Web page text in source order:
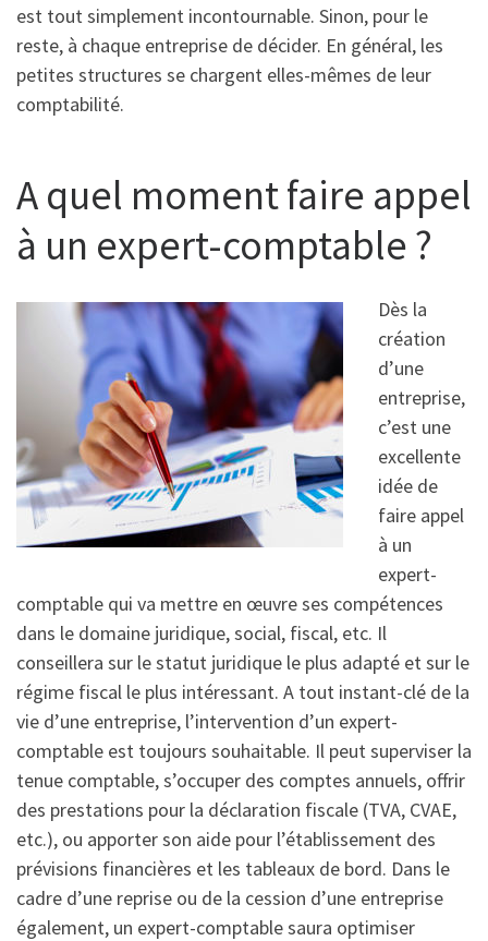
est tout simplement incontournable. Sinon, pour le
reste, à chaque entreprise de décider. En général, les
petites structures se chargent elles-mêmes de leur
comptabilité.
A quel moment faire appel
à un expert-comptable ?
Dès la
création
d’une
entreprise,
c’est une
excellente
idée de
faire appel
à un
expert-
comptable qui va mettre en œuvre ses compétences
dans le domaine juridique, social, fiscal, etc. Il
conseillera sur le statut juridique le plus adapté et sur le
régime fiscal le plus intéressant. A tout instant-clé de la
vie d’une entreprise, l’intervention d’un expert-
comptable est toujours souhaitable. Il peut superviser la
tenue comptable, s’occuper des comptes annuels, offrir
des prestations pour la déclaration fiscale (TVA, CVAE,
etc.), ou apporter son aide pour l’établissement des
prévisions financières et les tableaux de bord. Dans le
cadre d’une reprise ou de la cession d’une entreprise
également, un expert-comptable saura optimiser